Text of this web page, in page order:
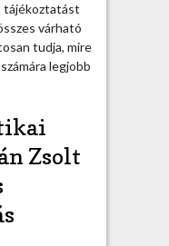
tájékoztatást
várható
tudja, mire
legjobb
Zsolt